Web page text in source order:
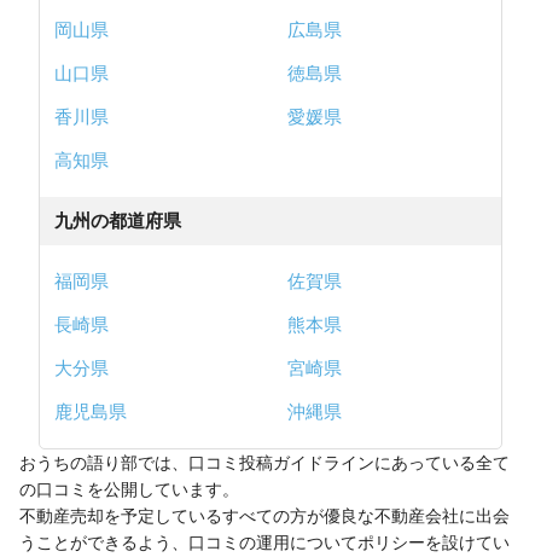
岡山県
広島県
山口県
徳島県
香川県
愛媛県
高知県
九州の都道府県
福岡県
佐賀県
長崎県
熊本県
大分県
宮崎県
鹿児島県
沖縄県
おうちの語り部では、口コミ投稿ガイドラインにあっている全て
の口コミを公開しています。
不動産売却を予定しているすべての方が優良な不動産会社に出会
うことができるよう、口コミの運用についてポリシーを設けてい